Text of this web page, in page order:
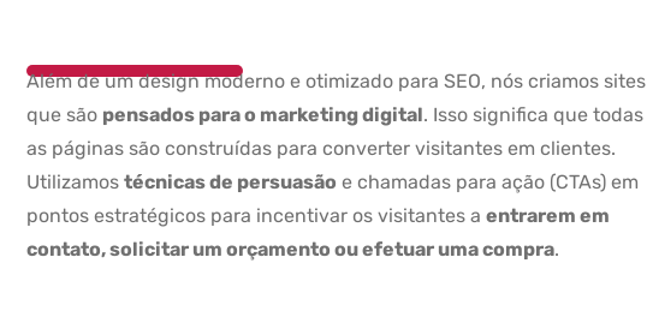
Além de um design moderno e otimizado para SEO, nós criamos sites
que são pensados para o marketing digital. Isso significa que todas
as páginas são construídas para converter visitantes em clientes.
Utilizamos técnicas de persuasão e chamadas para ação (CTAs) em
pontos estratégicos para incentivar os visitantes a entrarem em
contato, solicitar um orçamento ou efetuar uma compra.